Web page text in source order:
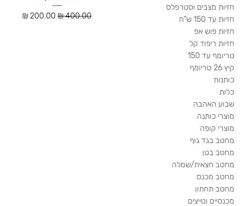
חזיות מצבים וסטרפלס
חזיות עד 150 ש"ח
חזיות פוש אפ
חזיות ריפוד קל
טריומף עד 150
קיץ 26 טריומף
כותנות
כלות
שבוע האהבה
מוצרי כותנה
מוצרי קופה
מחטב בגד גוף
מחטב בטן
מחטב חצאית/שמלה
מחטב מכנס
מחטב תחתון
מכנסיים וטייצים
מחיר רגיל‏400.00 ‏₪ מחיר מבצע